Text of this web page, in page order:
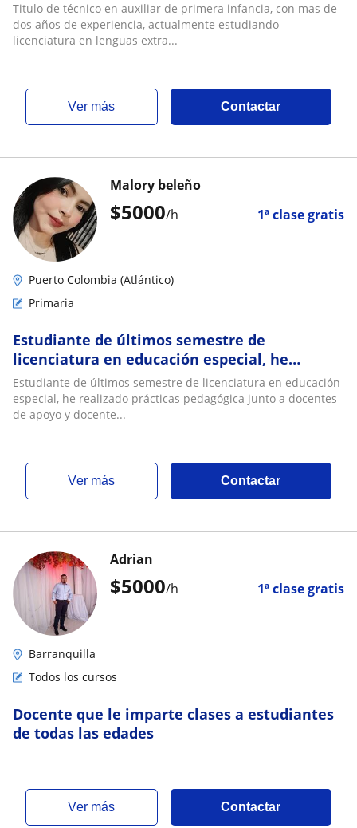
Titulo de técnico en auxiliar de primera infancia, con mas de
dos años de experiencia, actualmente estudiando
licenciatura en lenguas extra...
ver más Contactar
$5000/h 1ª clase gratis
Malory beleño
Puerto Colombia (Atlántico)
Primaria
Estudiante de últimos semestre de
licenciatura en educación especial, he
realizado prácticas pedagógica junto a
docentes de apoyo y docentes de aula
Estudiante de últimos semestre de licenciatura en educación
especial, he realizado prácticas pedagógica junto a docentes
de apoyo y docente...
ver más Contactar
$5000/h 1ª clase gratis
Adrian
Barranquilla
Todos los cursos
Docente que le imparte clases a estudiantes
de todas las edades
ver más Contactar